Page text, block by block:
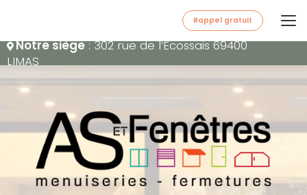
principal
Notre siège: 302 rue de l’Écossais 69400
LIMAS
Rappel gratuit